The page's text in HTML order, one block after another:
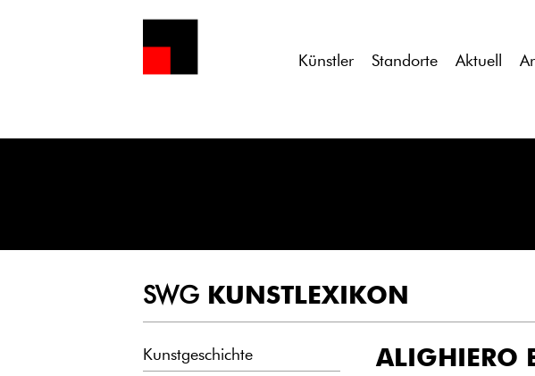
Künstler Standorte Aktuell
SWG KUNSTLEXIKON
Kunstgeschichte
ALIGHIERO